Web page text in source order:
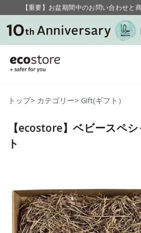
【重要】お盆期間中のお問い合わせと
毎月お得にポイントが貯まる！ “月の
トップ> カテゴリー> Gift(ギフト）
【ecostore】ベビースペ
ト